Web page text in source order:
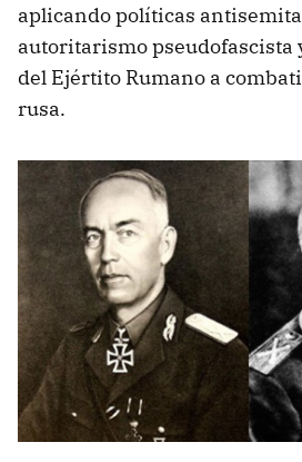
aplicando políticas
autoritarismo pseudofascista
del Ejértito Rumano a
rusa.